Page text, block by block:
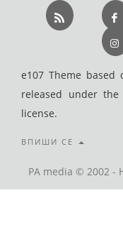
e107 Theme
released under
license.
ВПИШИ СЕ
PA media © 2002 -